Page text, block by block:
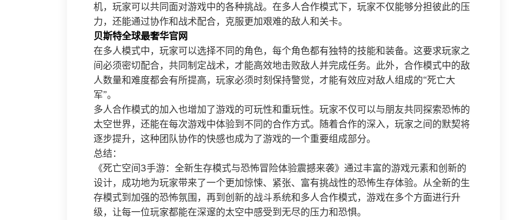
机，玩家可以共同面对游戏中的各种挑战。在多人合作模式下，玩家不仅能够分担彼此的压
力，还能通过协作和战术配合，克服更加艰难的敌人和关卡。
贝斯特全球最奢华官网
在多人模式中，玩家可以选择不同的角色，每个角色都有独特的技能和装备。这要求玩家之
间必须密切配合，共同制定战术，才能高效地击败敌人并完成任务。此外，合作模式中的敌
人数量和难度都会有所提高，玩家必须时刻保持警觉，才能有效应对敌人组成的“死亡大
军”。
多人合作模式的加入也增加了游戏的可玩性和重玩性。玩家不仅可以与朋友共同探索恐怖的
太空世界，还能在每次游戏中体验到不同的合作方式。随着合作的深入，玩家之间的默契将
逐步提升，这种团队协作的快感也成为了游戏的一个重要组成部分。
总结：
《死亡空间3手游：全新生存模式与恐怖冒险体验震撼来袭》通过丰富的游戏元素和创新的
设计，成功地为玩家带来了一个更加惊悚、紧张、富有挑战性的恐怖生存体验。从全新的生
存模式到加强的恐怖氛围，再到创新的战斗系统和多人合作模式，游戏在多个方面进行升
级，让每一位玩家都能在深邃的太空中感受到无尽的压力和恐惧。